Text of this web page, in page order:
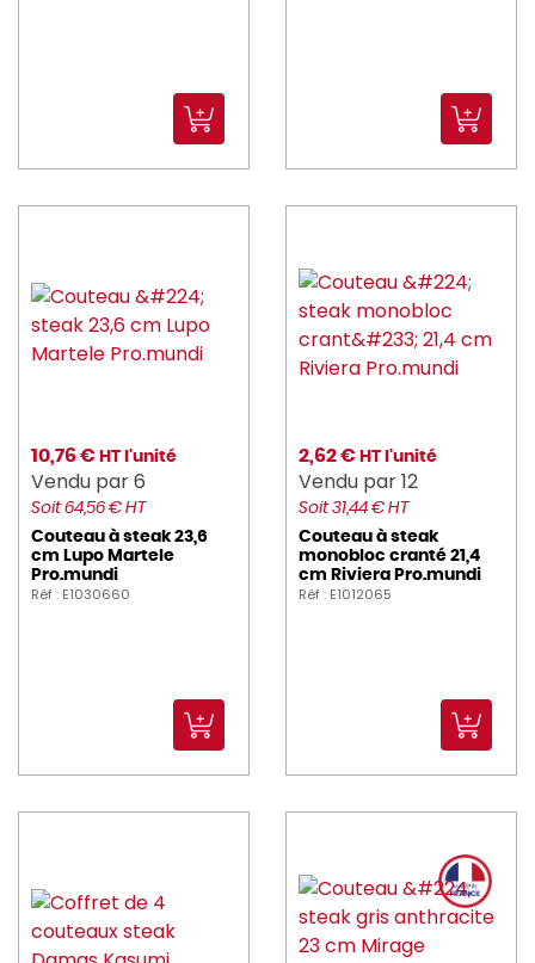
10,76 € HT l'unité
Vendu par 6
Soit 64,56 € HT
Couteau à steak 23,6
cm Lupo Martele
Pro.mundi
Réf : E1030660
2,62 € HT l'unité
Vendu par 12
Soit 31,44 € HT
Couteau à steak
monobloc cranté 21,4
cm Riviera Pro.mundi
Réf : E1012065